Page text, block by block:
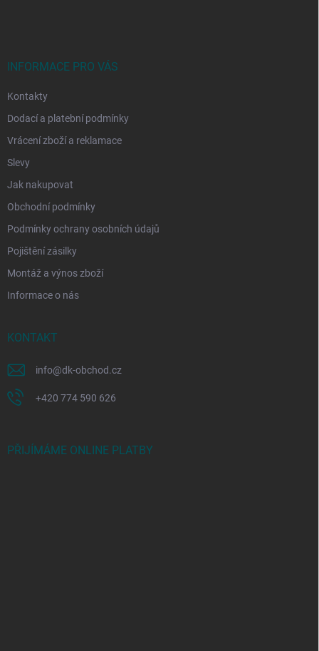
INFORMACE PRO VÁS
Kontakty
Dodací a platební podmínky
Vrácení zboží a reklamace
Slevy
Jak nakupovat
Obchodní podmínky
Podmínky ochrany osobních údajů
Pojištění zásilky
Montáž a výnos zboží
Informace o nás
KONTAKT
info@dk-obchod.cz
+420 774 590 626
PŘIJÍMÁME ONLINE PLATBY